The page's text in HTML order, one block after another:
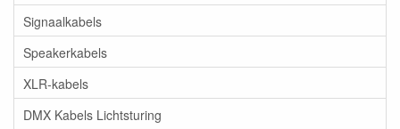
Signaalkabels
Speakerkabels
XLR-kabels
DMX Kabels Lichtsturing